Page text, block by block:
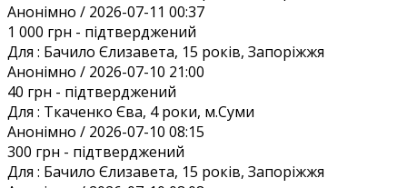
Анонiмно / 2026-07-11 00:37
1 000 грн - підтверджений
Для : Бачило Єлизавета, 15 років, Запоріжжя
Анонiмно / 2026-07-10 21:00
40 грн - підтверджений
Для : Ткаченко Єва, 4 роки, м.Суми
Анонiмно / 2026-07-10 08:15
300 грн - підтверджений
Для : Бачило Єлизавета, 15 років, Запоріжжя